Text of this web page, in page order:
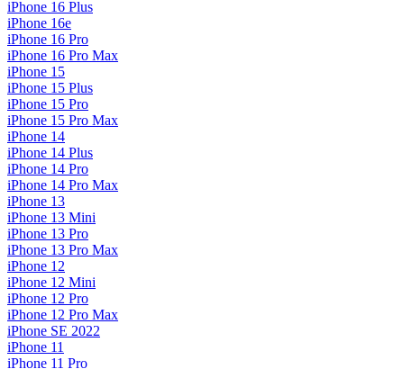
iPhone 16 Plus
iPhone 16e
iPhone 16 Pro
iPhone 16 Pro Max
iPhone 15
iPhone 15 Plus
iPhone 15 Pro
iPhone 15 Pro Max
iPhone 14
iPhone 14 Plus
iPhone 14 Pro
iPhone 14 Pro Max
iPhone 13
iPhone 13 Mini
iPhone 13 Pro
iPhone 13 Pro Max
iPhone 12
iPhone 12 Mini
iPhone 12 Pro
iPhone 12 Pro Max
iPhone SE 2022
iPhone 11
iPhone 11 Pro